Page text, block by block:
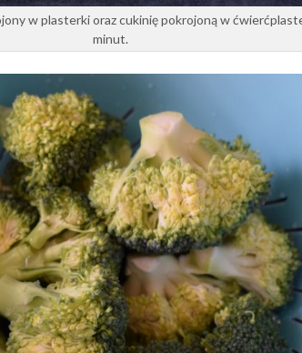
w plasterki oraz cukinię pokrojoną w
minut.